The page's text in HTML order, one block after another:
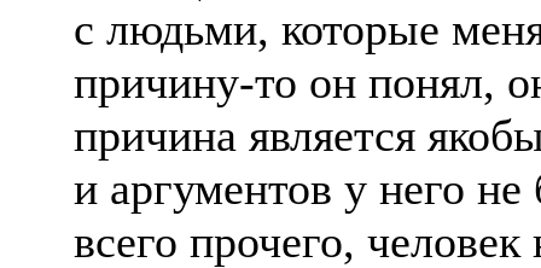
с людьми, которые
причину-то он понял,
причина является
и аргументов у него
всего прочего,